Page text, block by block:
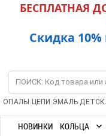
БЕСПЛАТНАЯ
Скидка 10%
ОПАЛЫ | ЦЕПИ |ЭМАЛЬ|
НОВИНКИ КОЛЬЦА